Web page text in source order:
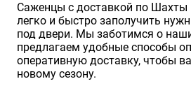
Саженцы с доставкой по
легко и быстро заполучить
под двери. Мы заботимся о
предлагаем удобные способы
оперативную доставку, чтобы
новому сезону.